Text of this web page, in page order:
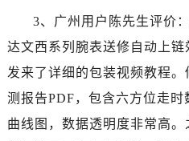
3、广州用户陈先生评价
达文西系列腕表送修自动上
发来了详细的包装视频教程
测报告PDF，包含六方位走
曲线图，数据透明度非常高